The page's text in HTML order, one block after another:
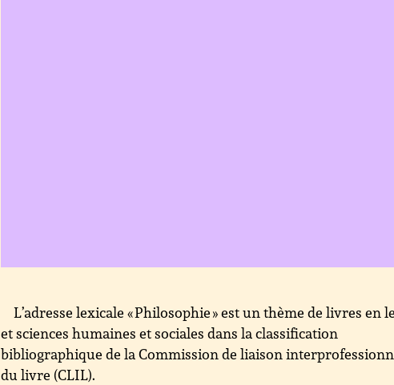
L’adresse lexicale « Philosophie » est un thème de livres en
et sciences humaines et sociales dans la classification
bibliographique de la Commission de liaison
du livre (CLIL).